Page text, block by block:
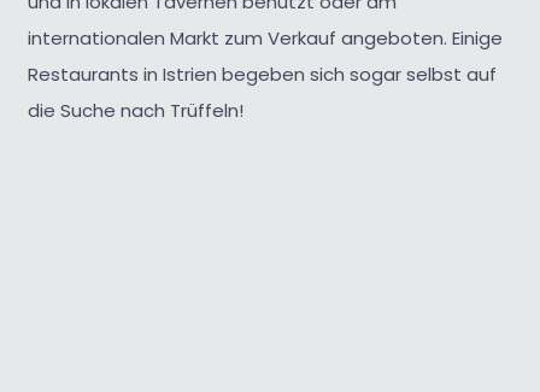
internationalen Markt zum Verkauf angeboten. Einige
Restaurants in Istrien begeben sich sogar selbst auf
die Suche nach Trüffeln!